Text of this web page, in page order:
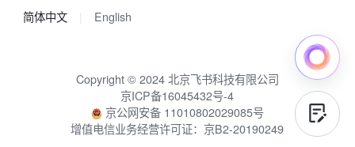
简体中文 English
Copyright © 2024 北京飞书科技有限公司
京ICP备16045432号-4
京公网安备 11010802029085号
增值电信业务经营许可证：京B2-20190249